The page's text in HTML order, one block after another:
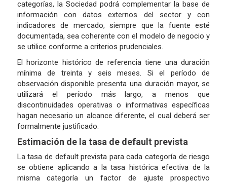
categorías, la Sociedad podrá complementar la base de
información con datos externos del sector y con
indicadores de mercado, siempre que la fuente esté
documentada, sea coherente con el modelo de negocio y
se utilice conforme a criterios prudenciales.
El horizonte histórico de referencia tiene una duración
mínima de treinta y seis meses. Si el período de
observación disponible presenta una duración mayor, se
utilizará el período más largo, a menos que
discontinuidades operativas o informativas específicas
hagan necesario un alcance diferente, el cual deberá ser
formalmente justificado.
Estimación de la tasa de default prevista
La tasa de default prevista para cada categoría de riesgo
se obtiene aplicando a la tasa histórica efectiva de la
misma categoría un factor de ajuste prospectivo